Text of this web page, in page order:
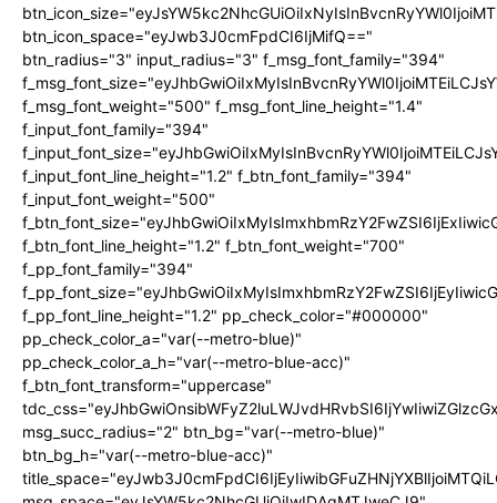
btn_icon_space="eyJwb3J0cmFpdCI6IjMifQ=="
btn_radius="3" input_radius="3" f_msg_font_family="394"
f_msg_font_weight="500" f_msg_font_line_height="1.4"
f_input_font_family="394"
f_input_font_line_height="1.2" f_btn_font_family="394"
f_input_font_weight="500"
f_btn_font_line_height="1.2" f_btn_font_weight="700"
f_pp_font_family="394"
f_pp_font_line_height="1.2" pp_check_color="#000000"
pp_check_color_a="var(--metro-blue)"
pp_check_color_a_h="var(--metro-blue-acc)"
f_btn_font_transform="uppercase"
msg_succ_radius="2" btn_bg="var(--metro-blue)"
btn_bg_h="var(--metro-blue-acc)"